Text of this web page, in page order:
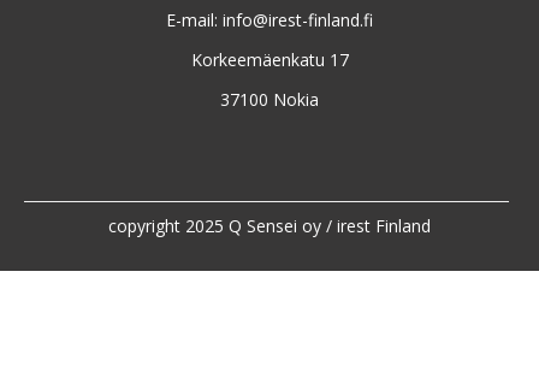
E-mail: info@irest-finland.fi
Korkeemäenkatu 17
37100 Nokia
copyright 2025 Q Sensei oy / irest Finland